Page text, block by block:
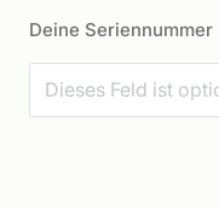
Deine Seriennummer